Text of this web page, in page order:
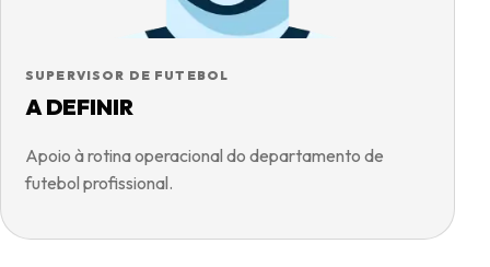
SUPERVISOR DE FUTEBOL
A DEFINIR
Apoio à rotina operacional do departamento de
futebol profissional.